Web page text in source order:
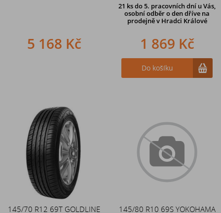
5 168 Kč
21 ksdo 5. pracovních dní u Vás,
osobní odběr o den dříve na
prodejněv Hradci Králové
1 869 Kč
Do košíku
145/70 R12 69T GOLDLINE 145/80 R10 69S YOKOHAMA